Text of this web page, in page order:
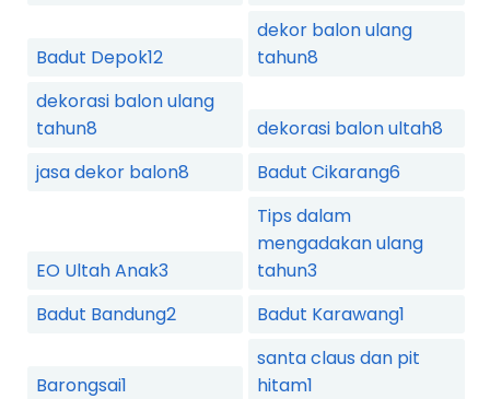
Badut Depok12
dekor balon ulang
tahun8
dekorasi balon ulang
tahun8 dekorasi balon ultah8
jasa dekor balon8 Badut Cikarang6
EO Ultah Anak3
Tips dalam
mengadakan ulang
tahun3
Badut Bandung2 Badut Karawang1
Barongsai1
santa claus dan pit
hitam1